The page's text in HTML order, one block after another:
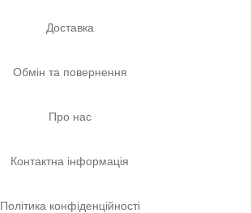
Доставка
Обмін та повернення
Про нас
Контактна інформація
Політика конфіденційності